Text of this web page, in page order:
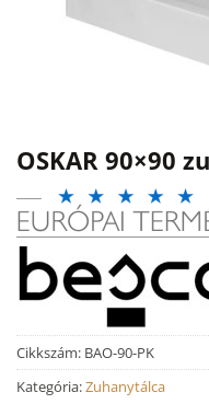
OSKAR 90×90
Cikkszám: BAO-90-PK
Kategória:Zuhanytálca